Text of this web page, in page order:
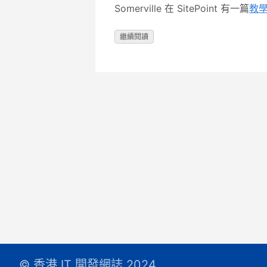
Somerville 在 SitePoint 有一篇教
繼續閱讀